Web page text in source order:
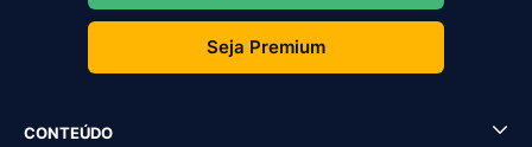
Seja Premium
CONTEÚDO